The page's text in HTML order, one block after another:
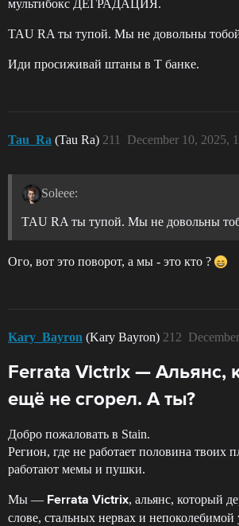
мультибокс ДЕГРАДАЦИЯ.
TAU RA ты тупой. Мы не довольны
Иди просиживай штаны в Т банке.
Tau_Ra (Tau Ra) December 10, 2025,
211
Soleee:
TAU RA ты тупой. Мы не довольны
Ого, вот это поворот, а мы - это кто ?
Kary_Bayron (Kary Bayron) 212
Ferrata Victrix — Альянс,
ещё не сгорел. А ты?
Добро пожаловать в Stain.
Регион, где не работает половина твоих
работают мемы и пушки.
Мы — Ferrata Victrix, альянс, который
слове, стальных нервах и непоколебимой